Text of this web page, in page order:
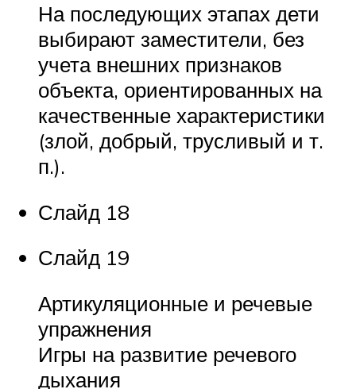
На последующих этапах дети
выбирают заместители, без
учета внешних признаков
объекта, ориентированных на
качественные характеристики
(злой, добрый, трусливый и т.
п.).
Слайд 18
Слайд 19
Артикуляционные и речевые
упражнения
Игры на развитие речевого
дыхания